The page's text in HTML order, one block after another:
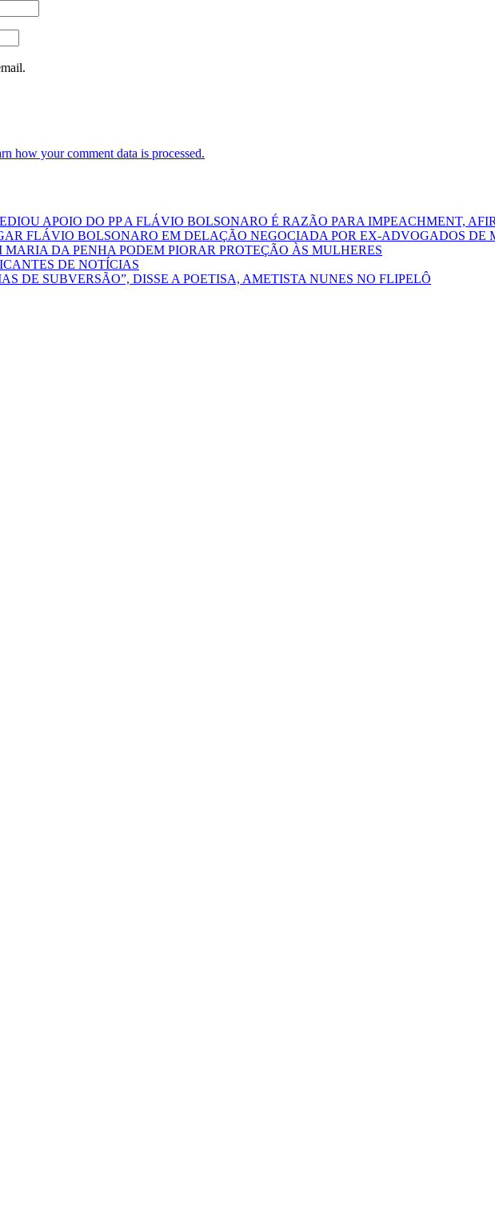
how your comment data is processed.
APOIO DO PP A FLÁVIO BOLSONARO É RAZÃO PARA IMPEACHMENT,
FLÁVIO BOLSONARO EM DELAÇÃO NEGOCIADA POR EX-ADVOGADOS DE
MARIA DA PENHA PODEM PIORAR PROTEÇÃO ÀS MULHERES
DE NOTÍCIAS
DE SUBVERSÃO”, DISSE A POETISA, AMETISTA NUNES NO FLIPELÔ